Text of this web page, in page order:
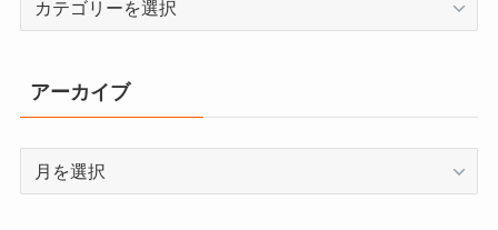
リ
ー
アーカイブ